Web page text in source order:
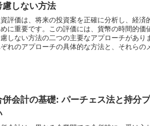
慮しない方法
評価は、将来の投資案を正確に分析し、経済
に重要です。この評価には、貨幣の時間的価
しない方法の二つの主要なアプローチがあり
れのアプローチの具体的な方法と、それらの
併会計の基礎: パーチェス法と持分